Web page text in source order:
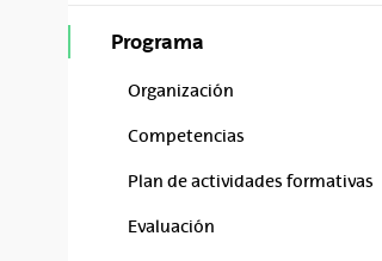
Programa
Organización
Competencias
Plan de actividades formativas
Evaluación